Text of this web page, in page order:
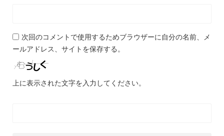
次回のコメントで使用するためブラウザーに自分の名前、メ
ールアドレス、サイトを保存する。
上に表示された文字を入力してください。